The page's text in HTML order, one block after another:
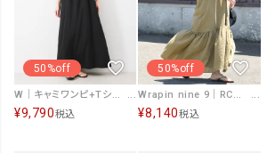
50%off
W｜キャミワンピ+Tシャツセット [[IZK26041]][F]
¥9,790税込
50%off
Wrapin nine 9｜RCストライプキャミワンピース [[WON5081]][F]
¥8,140税込